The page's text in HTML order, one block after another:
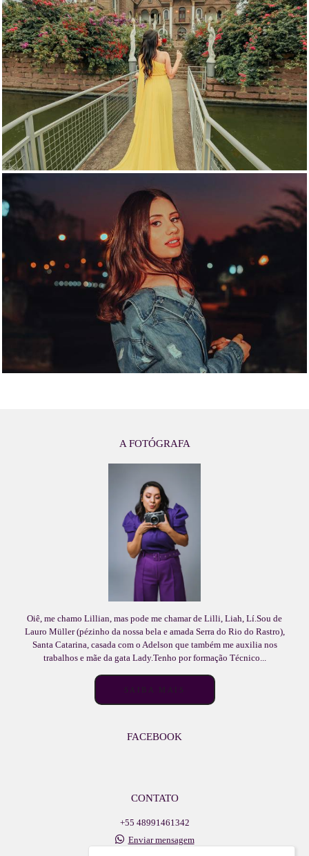
A FOTÓGRAFA
Oiê, me chamo Lillian, mas pode me chamar de Lilli, Liah, Lí.Sou de
Lauro Müller (pézinho da nossa bela e amada Serra do Rio do Rastro),
Santa Catarina, casada com o Adelson que também me auxilia nos
trabalhos e mãe da gata Lady.Tenho por formação Técnico...
SAIBA MAIS
FACEBOOK
CONTATO
+55 48991461342
Enviar mensagem